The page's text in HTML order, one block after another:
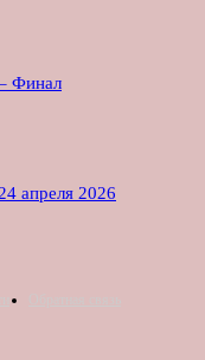
Финал
апреля 2026